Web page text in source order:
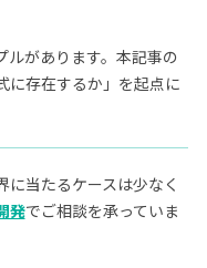
があります。本記事の
に存在するか」を起点に
に当たるケースは少なく
発でご相談を承っていま